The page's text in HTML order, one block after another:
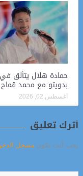
حمادة هلال يتألق
بدويتو مع محمد قماح
أغسطس 02, 2026
أترك تعليق
يجب أنت تكون مسجل